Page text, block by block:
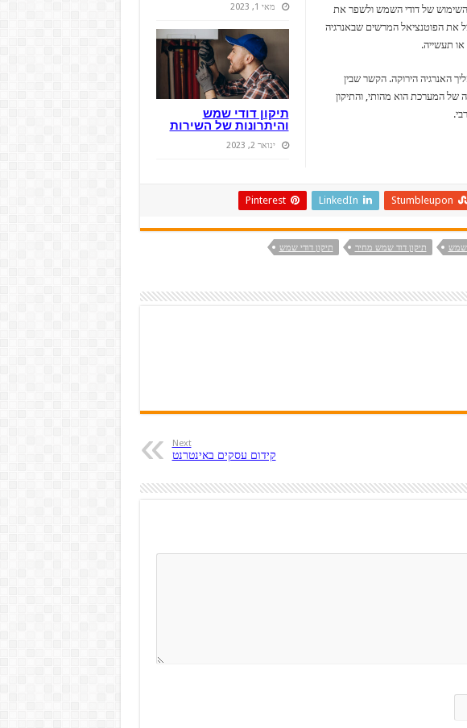
מאי 1, 2023
תיקון דודי שמש
והיתרונות של השירות
ינואר 2, 2023
השימוש של דודי השמש ולשפר את
את הפוטנציאל המרשים שבאנרגיה
תעשייה.
האנרגיה הירוקה. הקשר שבין
של המערכת הוא מהותי, והתיקון
Stumbleupon
LinkedIn
Pinterest
שמש תיקון דוד שמש מחיר תיקון דודי שמש
Next
קידום עסקים באינטרנט